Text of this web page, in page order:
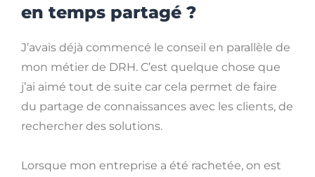
en temps partagé ?
J’avais déjà commencé le conseil en parallèle de
mon métier de DRH. C’est quelque chose que
j’ai aimé tout de suite car cela permet de faire
du partage de connaissances avec les clients, de
rechercher des solutions.
Lorsque mon entreprise a été rachetée, on est